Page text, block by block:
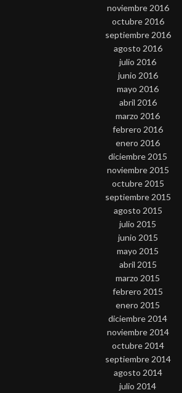
noviembre 2016
octubre 2016
septiembre 2016
agosto 2016
julio 2016
junio 2016
mayo 2016
abril 2016
marzo 2016
febrero 2016
enero 2016
diciembre 2015
noviembre 2015
octubre 2015
septiembre 2015
agosto 2015
julio 2015
junio 2015
mayo 2015
abril 2015
marzo 2015
febrero 2015
enero 2015
diciembre 2014
noviembre 2014
octubre 2014
septiembre 2014
agosto 2014
julio 2014